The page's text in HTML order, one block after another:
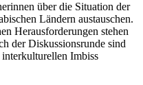
über die Situation der
Ländern austauschen.
Herausforderungen stehen
der Diskussionsrunde sind
Imbiss